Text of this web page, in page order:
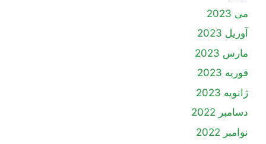
می 2023
آوریل 2023
مارس 2023
فوریه 2023
ژانویه 2023
دسامبر 2022
نوامبر 2022